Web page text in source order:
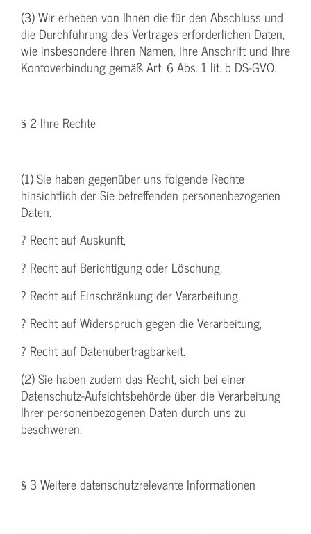
(3) Wir erheben von Ihnen die für den Abschluss und
die Durchführung des Vertrages erforderlichen Daten,
wie insbesondere Ihren Namen, Ihre Anschrift und Ihre
Kontoverbindung gemäß Art. 6 Abs. 1 lit. b DS-GVO.
§ 2 Ihre Rechte
(1) Sie haben gegenüber uns folgende Rechte
hinsichtlich der Sie betreffenden personenbezogenen
Daten:
? Recht auf Auskunft,
? Recht auf Berichtigung oder Löschung,
? Recht auf Einschränkung der Verarbeitung,
? Recht auf Widerspruch gegen die Verarbeitung,
? Recht auf Datenübertragbarkeit.
(2) Sie haben zudem das Recht, sich bei einer
Datenschutz-Aufsichtsbehörde über die Verarbeitung
Ihrer personenbezogenen Daten durch uns zu
beschweren.
§ 3 Weitere datenschutzrelevante Informationen